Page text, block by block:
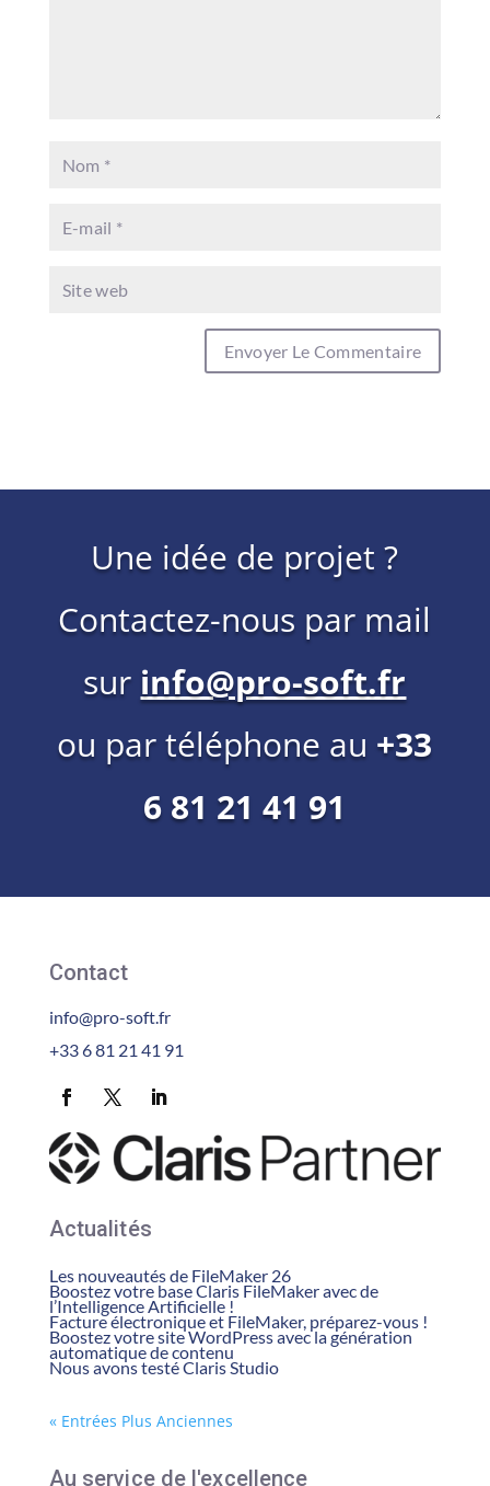
Une idée de projet ?
Contactez-nous par mail
sur info@pro-soft.fr
ou par téléphone au +33
6 81 21 41 91
Contact
info@pro-soft.fr
+33 6 81 21 41 91
Actualités
Les nouveautés de FileMaker 26
Boostez votre base Claris FileMaker avec de
l’Intelligence Artificielle !
Facture électronique et FileMaker, préparez-vous !
Boostez votre site WordPress avec la génération
automatique de contenu
Nous avons testé Claris Studio
« Entrées Plus Anciennes
Au service de l'excellence